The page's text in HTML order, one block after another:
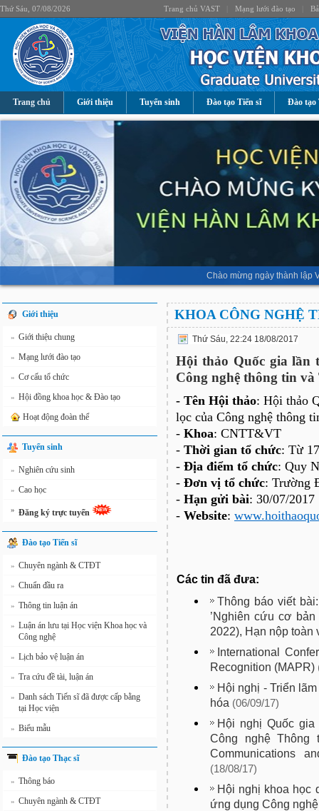
Thứ Sáu, 07/08/2026 Trang chủ VAST Mạng lưới đào tạo
Trang chủ Giới thiệu Tuyển sinh Đào tạo Tiến sĩ Đào tạo
Chào mừng ngày thành lập
Giới thiệu
» Giới thiệu chung
» Mạng lưới đào tạo
» Cơ cấu tổ chức
» Hội đồng khoa học & Đào tạo
Hoạt động đoàn thể
Tuyển sinh
» Nghiên cứu sinh
» Cao học
» Đăng ký trực tuyến
Đào tạo Tiến sĩ
» Chuyên ngành & CTĐT
» Chuẩn đầu ra
» Thông tin luận án
» Luận án lưu tại Học viện Khoa học và
Công nghệ
» Lịch bảo vệ luận án
» Tra cứu đề tài, luận án
» Danh sách Tiến sĩ đã được cấp bằng
tại Học viện
» Biểu mẫu
Đào tạo Thạc sĩ
» Thông báo
» Chuyên ngành & CTĐT
KHOA CÔNG NGHỆ
Thứ Sáu, 22:24 18/08/2017
Hội thảo Quốc gia lần
Công nghệ thông tin
- Tên Hội thảo: Hội thảo
lọc của Công nghệ thông
- Khoa: CNTT&VT
- Thời gian tổ chức: Từ
- Địa điểm tổ chức: Quy
- Đơn vị tổ chức: Trường
- Hạn gửi bài: 30/07/2017
- Website:
Các tin đã đưa:
Thông báo viết
’Nghiên cứu cơ
2022), Hạn nộp toàn
International
Recognition (MAPR)
Hội nghị - Triển
hóa (06/09/17)
Hội nghị Quốc
Công nghệ Thông
Communications
(18/08/17)
Hội nghị khoa học
ứng dụng Công nghệ